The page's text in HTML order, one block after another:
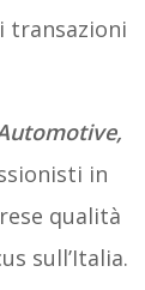
transazioni
in
qualità
sull’Italia.